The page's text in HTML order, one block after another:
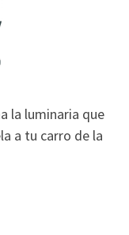
la luminaria que
a tu carro de la